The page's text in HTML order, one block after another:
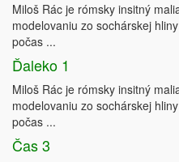
Miloš Rác je rómsky insitný
modelovaniu zo sochárskej
počas ...
Ďaleko 1
Miloš Rác je rómsky insitný
modelovaniu zo sochárskej
počas ...
Čas 3